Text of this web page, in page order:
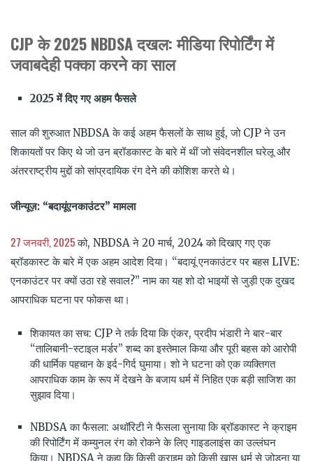
CJP के 2025 NBDSA दखल: मीडिया रिपोर्टिंग में
जवाबदेही पक्का करने का साल
2025 में दिए गए अहम फैसले
साल की शुरुआत NBDSA के कई अहम फैसलों के साथ हुई, जो CJP ने उन
शिकायतों पर किए थे जो उन ब्रॉडकास्ट के बारे में थीं जो संवेदनशील घरेलू और
अंतरराष्ट्रीय मुद्दों को सांप्रदायिक रंग देने की कोशिश करते थे।
जीन्यूज़: “बदायूंएनकाउंटर” मामला
27 जनवरी, 2025को, NBDSA ने 20 मार्च, 2024 को दिखाए गए एक
ब्रॉडकास्ट के बारे में एक अहम आदेश दिया। “बदायूं एनकाउंटर पर बहस LIVE:
एनकाउंटर पर क्यों उठा रहे सवाल?” नाम का यह शो दो भाइयों से जुड़ी एक दुखद
आपराधिक घटना पर फोकस था।
शिकायत का सच: CJP ने तर्क दिया कि एंकर, प्रदीप भंडारी ने बार-बार
“तालिबानी-स्टाइल मर्डर” शब्द का इस्तेमाल किया और पूरी बहस को आरोपी
की धार्मिक पहचान के इर्द-गिर्द घुमाया। शो ने घटना को एक व्यक्तिगत
आपराधिक काम के रूप में देखने के बजाय धर्म में निहित एक बड़ी साजिश का
सुझाव दिया।
NBDSA का फैसला: अथॉरिटी ने फैसला सुनाया कि ब्रॉडकास्ट ने क्राइम
की रिपोर्टिंग में कम्युनल रंग को रोकने के लिए गाइडलाइंस का उल्लंघन
किया। NBDSA ने कहा कि किसी क्राइम को किसी खास धर्म से जोड़ना या